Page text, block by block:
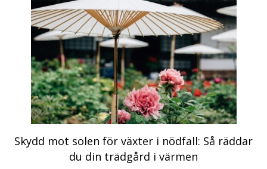
Skydd mot solen för växter i nödfall: Så räddar
du din trädgård i värmen